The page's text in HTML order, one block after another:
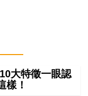
大特徵一眼認
樣！